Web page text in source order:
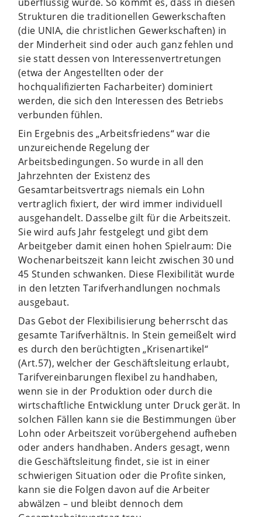
Strukturen die traditionellen Gewerkschaften
(die UNIA, die christlichen Gewerkschaften) in
der Minderheit sind oder auch ganz fehlen und
sie statt dessen von Interessenvertretungen
(etwa der Angestellten oder der
hochqualifizierten Facharbeiter) dominiert
werden, die sich den Interessen des Betriebs
verbunden fühlen.
Ein Ergebnis des „Arbeitsfriedens“ war die
unzureichende Regelung der
Arbeitsbedingungen. So wurde in all den
Jahrzehnten der Existenz des
Gesamtarbeitsvertrags niemals ein Lohn
vertraglich fixiert, der wird immer individuell
ausgehandelt. Dasselbe gilt für die Arbeitszeit.
Sie wird aufs Jahr festgelegt und gibt dem
Arbeitgeber damit einen hohen Spielraum: Die
Wochenarbeitszeit kann leicht zwischen 30 und
45 Stunden schwanken. Diese Flexibilität wurde
in den letzten Tarifverhandlungen nochmals
ausgebaut.
Das Gebot der Flexibilisierung beherrscht das
gesamte Tarifverhältnis. In Stein gemeißelt wird
es durch den berüchtigten „Krisenartikel“
(Art.57), welcher der Geschäftsleitung erlaubt,
Tarifvereinbarungen flexibel zu handhaben,
wenn sie in der Produktion oder durch die
wirtschaftliche Entwicklung unter Druck gerät. In
solchen Fällen kann sie die Bestimmungen über
Lohn oder Arbeitszeit vorübergehend aufheben
oder anders handhaben. Anders gesagt, wenn
die Geschäftsleitung findet, sie ist in einer
schwierigen Situation oder die Profite sinken,
kann sie die Folgen davon auf die Arbeiter
abwälzen – und bleibt dennoch dem